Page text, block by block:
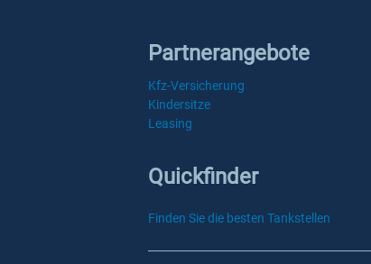
Partnerangebote
Kfz-Versicherung
Kindersitze
Leasing
Quickfinder
Finden Sie die besten Tankstellen